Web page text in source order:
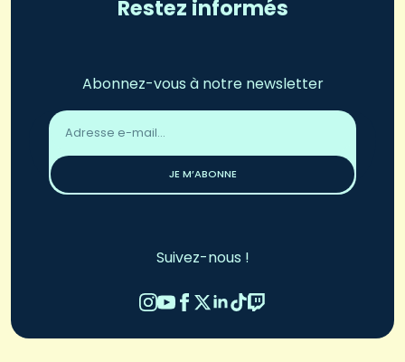
Restez informés
Abonnez-vous à notre newsletter
Adresse
email
JE M’ABONNE
Suivez-nous !